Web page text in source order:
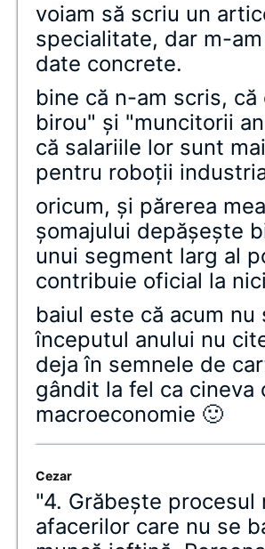
voiam să scriu un
specialitate, dar m-
date concrete.
bine că n-am scris,
birou" şi "muncitorii
că salariile lor sunt
pentru roboţii
oricum, şi părerea
şomajului depăşeşte
unui segment larg al
contribuie oficial la
baiul este că acum
începutul anului nu
deja în semnele de
gândit la fel ca cineva
macroeconomie 🙂
Cezar
"4. Grăbeşte
afacerilor care nu se